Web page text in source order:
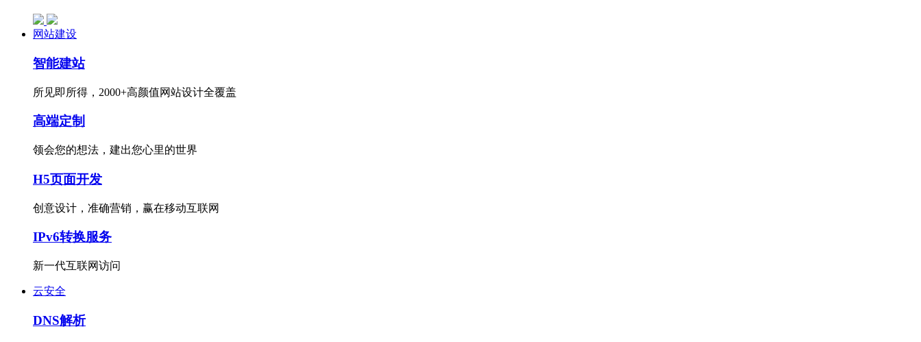
网站建设
智能建站
所见即所得，2000+高颜值网站设计全覆盖
高端定制
领会您的想法，建出您心里的世界
H5页面开发
创意设计，准确营销，赢在移动互联网
IPv6转换服务
新一代互联网访问
云安全
DNS解析